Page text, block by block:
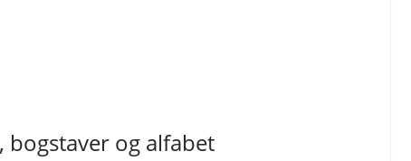
bogstaver og alfabet